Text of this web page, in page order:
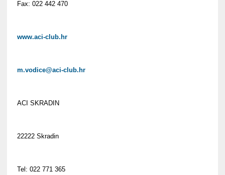
Fax: 022 442 470
www.aci-club.hr
m.vodice@aci-club.hr
ACI SKRADIN
22222 Skradin
Tel: 022 771 365